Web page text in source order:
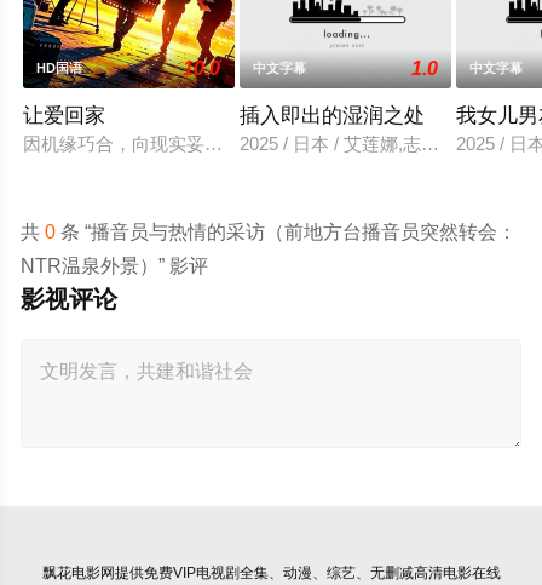
HD国语 10.0
让爱回家
因机缘巧合，向现实妥协的导演朱达仁萌生拍一部《河南人在
中文字幕 1.0
插入即出的湿润之处
2025 / 日本 / 艾莲娜,志美健
中文字幕
我女儿
2025 / 日
共 0条 “播音员与热情的采访（前地方台播音员突然转会：
NTR温泉外景）” 影评
影视评论
飘花电影网提供免费VIP电视剧全集、动漫、综艺、无删减高清电影在线